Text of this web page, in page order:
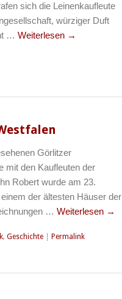
sich die Leinenkaufleute
würziger Duft
… Weiterlesen →
Görlitzer
mit den Kaufleuten der
Robert wurde am 23.
der ältesten Häuser der
… Weiterlesen →
, Geschichte| Permalink